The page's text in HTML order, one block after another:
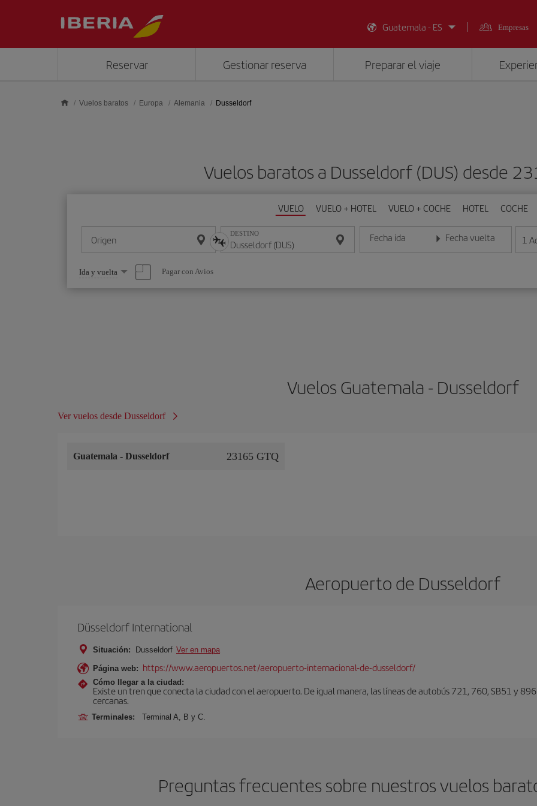
Guatemala - ES
Empresas
Reservar Gestionar reserva Preparar el viaje
Vuelos baratos Europa Alemania Dusseldorf
Vuelos baratos a Dusseldorf (DUS) desde
VUELO VUELO + HOTEL VUELO + COCHE HOTEL COCHE
Origen DESTINO Fecha ida
Introduce la fecha en formato día/mes/año
Fecha vuelta
Introduce la fecha en 1
Seleccione
una
opción
Ida y vuelta Pagar con Avios
Vuelos Guatemala - Dusseldorf
Ver vuelos desde Dusseldorf
Guatemala - Dusseldorf 23165 GTQ
Aeropuerto de Dusseldorf
Düsseldorf International
Situación: Dusseldorf Ver en mapa
Página web: https://www.aeropuertos.net/aeropuerto-internacional-de-dusseldorf/
Cómo llegar a la ciudad:
Existe un tren que conecta la ciudad con el aeropuerto. De igual manera, las líneas de autobús 721, 760, SB51 y
cercanas.
Terminales: Terminal A, B y C.
Preguntas frecuentes sobre nuestros vuelos